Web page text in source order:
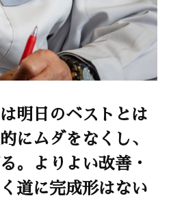
明日のベストとは
にムダをなくし、
。よりよい改善・
道に完成形はない